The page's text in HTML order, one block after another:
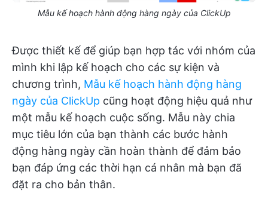
Mẫu kế hoạch hành động hàng ngày của ClickUp
Được thiết kế để giúp bạn hợp tác với nhóm của
mình khi lập kế hoạch cho các sự kiện và
chương trình, Mẫu kế hoạch hành động hàng
ngày của ClickUp cũng hoạt động hiệu quả như
một mẫu kế hoạch cuộc sống. Mẫu này chia
mục tiêu lớn của bạn thành các bước hành
động hàng ngày cần hoàn thành để đảm bảo
bạn đáp ứng các thời hạn cá nhân mà bạn đã
đặt ra cho bản thân.